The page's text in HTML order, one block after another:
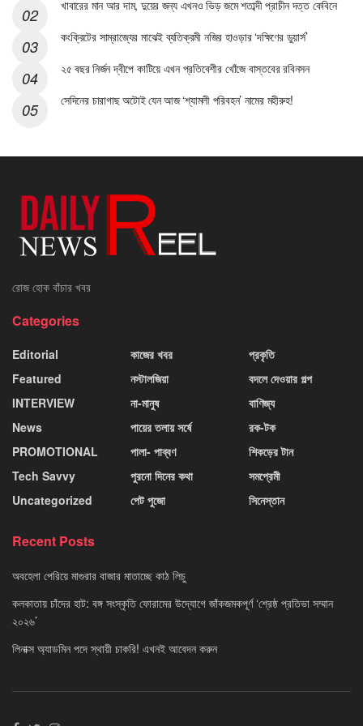
খাবারের মান আর দাম, দুয়ের জন্য এখনও ভিড় জমে শতাব্দী প্রাচীন দত্ত কেবিনে
কংক্রিটের সাম্রাজ্যের মাঝেই ব্যতিক্রমী নজির হাওড়ার ‘দক্ষিণের ডুয়ার্স’
২৫ বছর নির্জন দ্বীপে কাটিয়ে এখন প্রতিবেশীর খোঁজে বাস্তবের রবিনসন
সেদিনের চারাগাছ অটোই যেন আজ ‘শ্যামলী পরিবহন’ নামের মহীরুহ!
রোজ হোক বাঁচার খবর
Categories
Editorial
Featured
INTERVIEW
News
PROMOTIONAL
Tech Savvy
Uncategorized
কাজের খবর
নস্টালজিয়া
না-মানুষ
পায়ের তলায় সর্ষে
পালা- পাব্বণ
পুরনো দিনের কথা
পেট পুজো
প্রকৃতি
বদলে দেওয়ার গল্প
বাণিজ্য
রক-টক
শিকড়ের টান
সমপ্রেমী
সিনেস্তান
Recent Posts
অবহেলা পেরিয়ে মাগুরার বাজার মাতাচ্ছে কাঠ লিচু
কলকাতায় চাঁদের হাট: বঙ্গ সংস্কৃতি ফোরামের উদ্যোগে জাঁকজমকপূর্ণ ‘শ্রেষ্ঠ প্রতিভা সম্মান
২০২৬’
লিনাক্স অ্যাডমিন পদে স্থায়ী চাকরি! এখনই আবেদন করুন